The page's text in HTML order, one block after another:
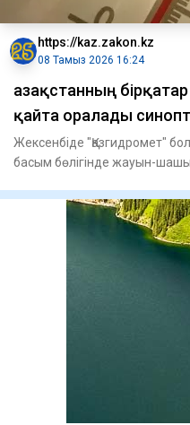
https://kaz.zakon.kz
08 Тамыз 2026 16:24
Қазақстанның
қайта оралады
Жексенбіде "Қазгидромет"
басым бөлігінде жауын-